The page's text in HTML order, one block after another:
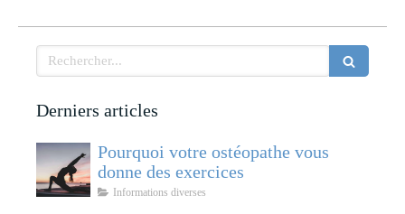
Rechercher
Derniers articles
Pourquoi votre ostéopathe vous
donne des exercices
Informations diverses